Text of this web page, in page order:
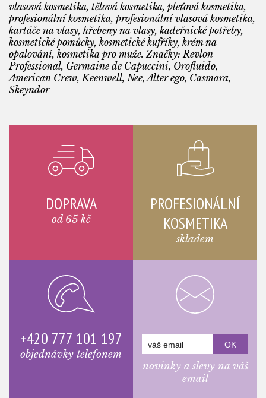
vlasová kosmetika, tělová kosmetika, pleťová kosmetika,
profesionální kosmetika, profesionální vlasová kosmetika,
kartáče na vlasy, hřebeny na vlasy, kadeřnické potřeby,
kosmetické pomůcky, kosmetické kufříky, krém na
opalování, kosmetika pro muže. Značky: Revlon
Professional, Germaine de Capuccini, Orofluido,
American Crew, Keenwell, Nee, Alter ego, Casmara,
Skeyndor
DOPRAVA
od 65 kč
PROFESIONÁLNÍ
KOSMETIKA
skladem
+420 777 101 197
objednávky telefonem
novinky a slevy na váš
email